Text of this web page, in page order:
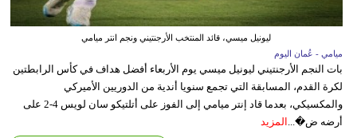
ليونيل ميسي، قائد المنتخب الأرجنتيني ونجم انتر ميامي
ميامي - عُمان اليوم
بات النجم الأرجنتيني ليونيل ميسي يوم الأربعاء أفضل هداف في كأس الرابطتين
لكرة القدم، المسابقة التي تجمع سنويا أندية من الدوريين الأميركي
والمكسيكي، بعدما قاد إنتر ميامي إلى الفوز على أتلتيكو سان لويس 4-2 على
أرضه ض�...
المزيد